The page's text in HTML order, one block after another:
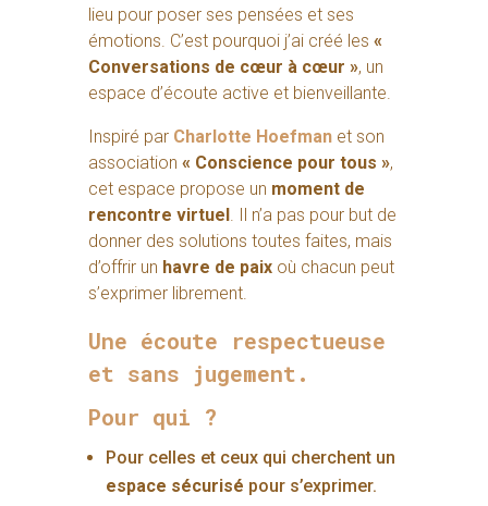
lieu pour poser ses pensées et ses
émotions. C’est pourquoi j’ai créé les «
Conversations de cœur à cœur », un
espace d’écoute active et bienveillante.
Inspiré par Charlotte Hoefmanet son
association « Conscience pour tous »,
cet espace propose un moment de
rencontre virtuel. Il n’a pas pour but de
donner des solutions toutes faites, mais
d’offrir un havre de paixoù chacun peut
s’exprimer librement.
Une écoute respectueuse
et sans jugement.
Pour qui ?
Pour celles et ceux qui cherchent un
espace sécurisé pour s’exprimer.